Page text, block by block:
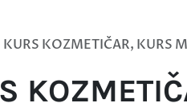
KOZMETIČAR, KURS